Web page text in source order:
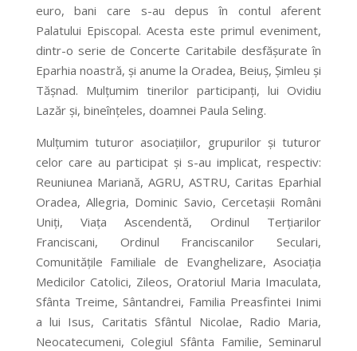
euro, bani care s-au depus în contul aferent
Palatului Episcopal. Acesta este primul eveniment,
dintr-o serie de Concerte Caritabile desfășurate în
Eparhia noastră, și anume la Oradea, Beiuș, Șimleu și
Tășnad. Mulțumim tinerilor participanți, lui Ovidiu
Lazăr și, bineînțeles, doamnei Paula Seling.
Mulțumim tuturor asociațiilor, grupurilor și tuturor
celor care au participat și s-au implicat, respectiv:
Reuniunea Mariană, AGRU, ASTRU, Caritas Eparhial
Oradea, Allegria, Dominic Savio, Cercetașii Români
Uniți, Viața Ascendentă, Ordinul Terțiarilor
Franciscani, Ordinul Franciscanilor Seculari,
Comunitățile Familiale de Evanghelizare, Asociația
Medicilor Catolici, Zileos, Oratoriul Maria Imaculata,
Sfânta Treime, Sântandrei, Familia Preasfintei Inimi
a lui Isus, Caritatis Sfântul Nicolae, Radio Maria,
Neocatecumeni, Colegiul Sfânta Familie, Seminarul